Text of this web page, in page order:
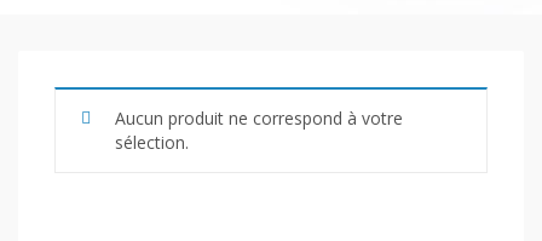
Aucun produit ne correspond à votre
sélection.